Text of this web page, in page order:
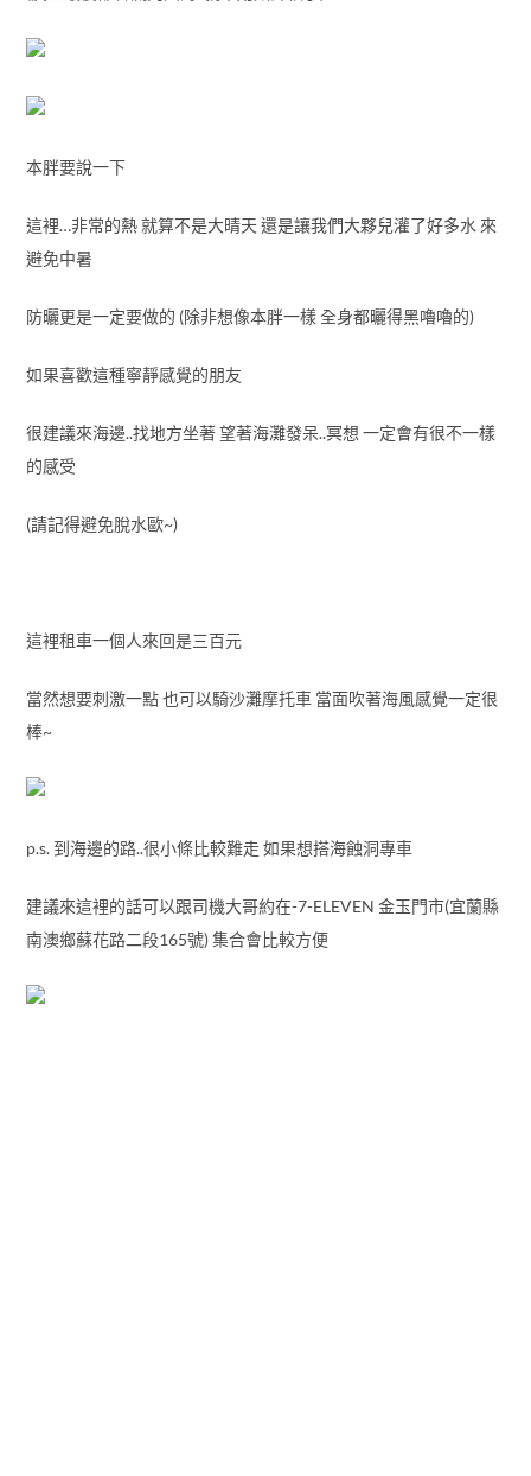
本胖要說一下
這裡…非常的熱 就算不是大晴天 還是讓我們大夥兒灌了好多水 來
避免中暑
防曬更是一定要做的 (除非想像本胖一樣 全身都曬得黑嚕嚕的)
如果喜歡這種寧靜感覺的朋友
很建議來海邊..找地方坐著 望著海灘發呆..冥想 一定會有很不一樣
的感受
(請記得避免脫水歐~)
這裡租車一個人來回是三百元
當然想要刺激一點 也可以騎沙灘摩托車 當面吹著海風感覺一定很
棒~
p.s. 到海邊的路..很小條比較難走 如果想搭海蝕洞專車
建議來這裡的話可以跟司機大哥約在-7-ELEVEN 金玉門市(宜蘭縣
南澳鄉蘇花路二段165號) 集合會比較方便